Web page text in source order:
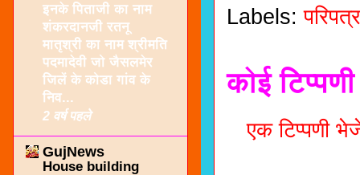
Labels:परिपत्र
कोई
एक टिप्पणी
इनके पिताजी का नाम
शंकरदानजी रतनू
मातृश्री का नाम श्रीमति
पदमादेवी जो जैसलमेर
जिलें के कोडा गांव के
निव...
2 वर्ष पहले
GujNews
House building